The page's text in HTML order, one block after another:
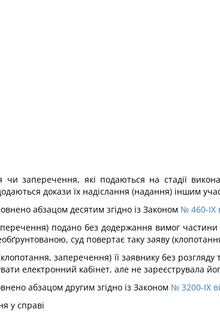
чи заперечення, які подаються на стадії
докази їх надіслання (надання) іншим
абзацом десятим згідно із Законом № 460-IX
подано без додержання вимог частини
суд повертає таку заяву
заперечення) її заявнику без
електронний кабінет, але не зареєструвала
абзацом другим згідно із Законом № 3200-IX
у справі